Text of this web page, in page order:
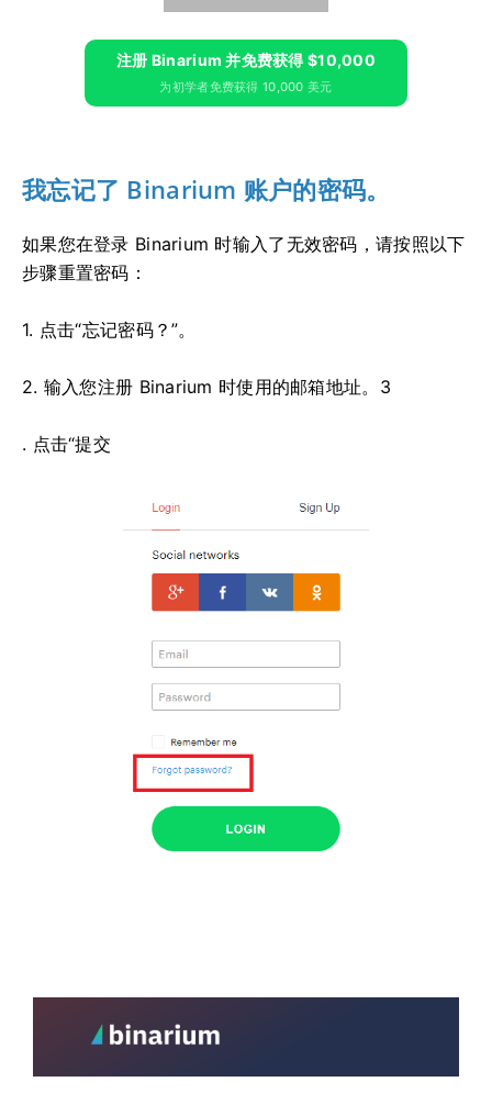
注册 Binarium 并免费获得 $10,000
为初学者免费获得 10,000 美元
我忘记了 Binarium 账户的密码。
如果您在登录 Binarium 时输入了无效密码，请按照以下
步骤重置密码：
1. 点击“忘记密码？”。
2. 输入您注册 Binarium 时使用的邮箱地址。3
. 点击“提交